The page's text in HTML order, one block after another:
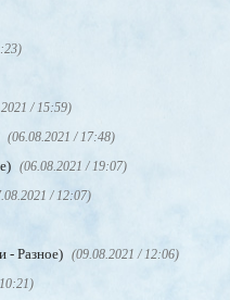
/ 15:59)
(06.08.2021 / 17:48)
(06.08.2021 / 19:07)
/ 12:07)
- Разное) (09.08.2021 / 12:06)